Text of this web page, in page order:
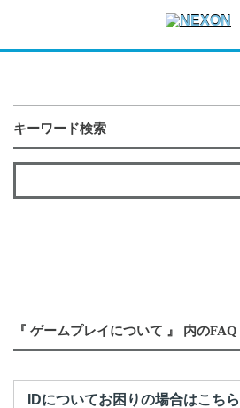
キーワード検索
『 ゲームプレイについて 』 内のFAQ
IDについてお困りの場合はこちら